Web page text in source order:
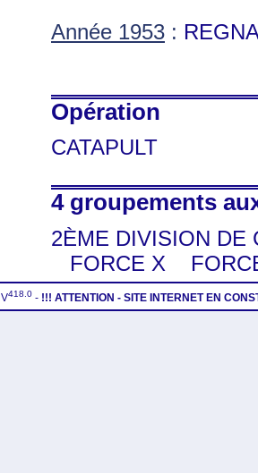
Année 1953 :
Opération
CATAPULT
4 groupements
2ÈME DIVISION DE
FORCE X
V418.0 - !!! ATTENTION - SITE INTERNET EN